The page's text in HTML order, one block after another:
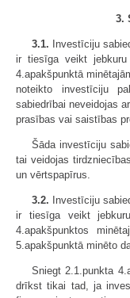
3.
3.1. Investīciju
ir tiesīga veikt
4.apakšpunktā
noteikto investīciju
sabiedrībai neveidojas
prasības vai saistības
Šāda investīciju
tai veidojas
un vērtspapīrus.
3.2. Investīciju
ir tiesīga veikt
4.apakšpunktos
5.apakšpunktā minēto
Sniegt 2.1.punkta
drīkst tikai tad, ja